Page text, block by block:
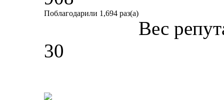
Поблагодарили 1,694 раз(а)
Вес
30